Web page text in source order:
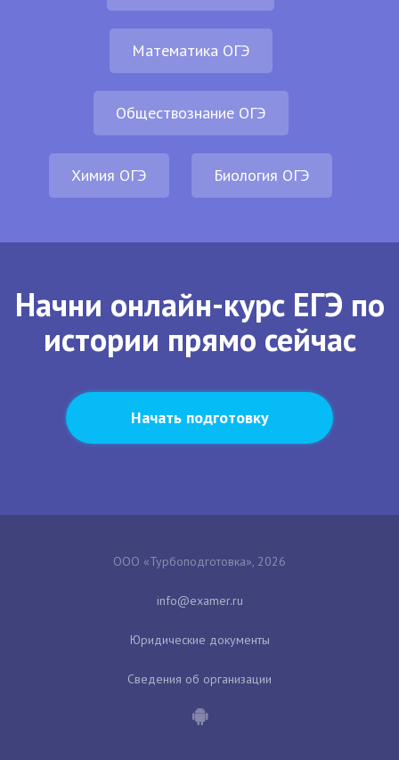
Математика ОГЭ
Обществознание ОГЭ
Химия ОГЭ Биология ОГЭ
Начни онлайн-курс ЕГЭ по
истории прямо сейчас
Начать подготовку
ООО «Турбоподготовка», 2026
Юридические документы
Сведения об организации